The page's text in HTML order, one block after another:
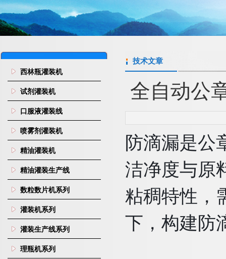
西林瓶灌装机
试剂灌装机
口服液灌装线
喷雾剂灌装机
精油灌装机
精油灌装生产线
数粒数片机系列
灌装机系列
灌装生产线系列
理瓶机系列
技术文章
全自动公
防滴漏是公
洁净度与原
粘稠特性，
下，构建防